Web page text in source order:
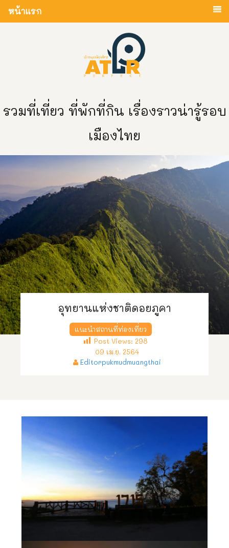
หน้าแรก
รวมที่เที่ยว ที่พักที่กิน เรื่องราวน่ารู้รอบ
เมืองไทย
อุทยานแห่งชาติดอยภูคา
แนะนำสถานที่ท่องเที่ยว
Post Views: 298
09 เม.ย. 2564
Editorpukmudmuangthai